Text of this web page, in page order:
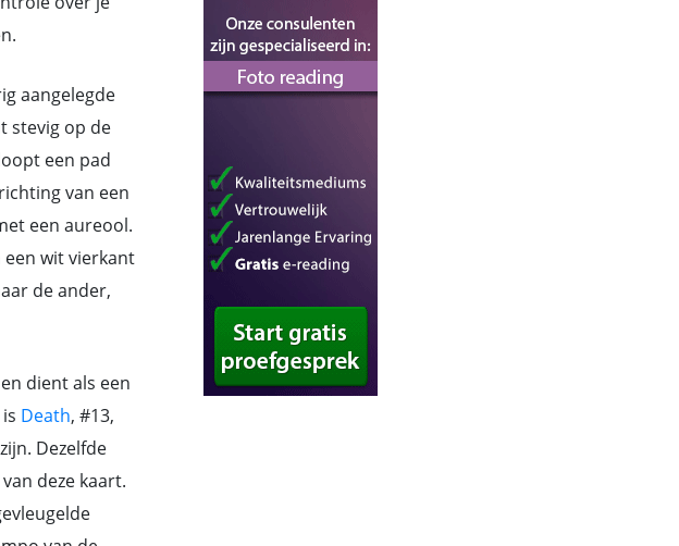
aangelegde
stevig op de
een pad
van een
een aureool.
wit vierkant
de ander,
dient als een
Death, #13,
Dezelfde
deze kaart.